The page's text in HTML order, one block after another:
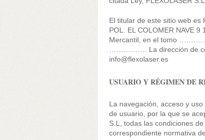
El titular de este sitio web es
POL. EL COLOMER NAVE
Mercantil, en el tomo
……………. La dirección de
info@flexolaser.es
USUARIO Y RÉGIMEN DE
La navegación, acceso y
de usuario, por la que se
S.L, todas las condiciones
correspondiente normativa